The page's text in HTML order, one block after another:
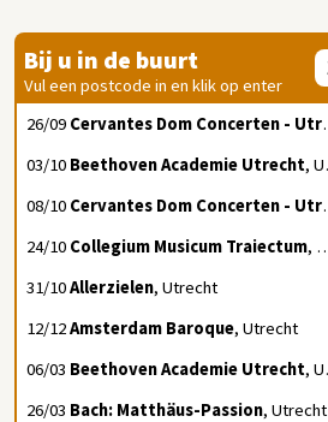
Bij u in de buurt
Vul een postcode in en klik op enter
26/09 Cervantes Dom Concerten - Utrecht
03/10 Beethoven Academie Utrecht, Utrecht
08/10 Cervantes Dom Concerten - Utrecht
24/10 Collegium Musicum Traiectum, Utrecht
31/10Allerzielen, Utrecht
12/12Amsterdam Baroque, Utrecht
06/03 Beethoven Academie Utrecht, Utrecht
26/03 Bach: Matthäus-Passion, Utrecht